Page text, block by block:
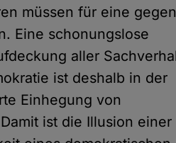
müssen für eine
Eine schonungslose
aller
ist deshalb in der
Einhegung von
ist die Illusion einer